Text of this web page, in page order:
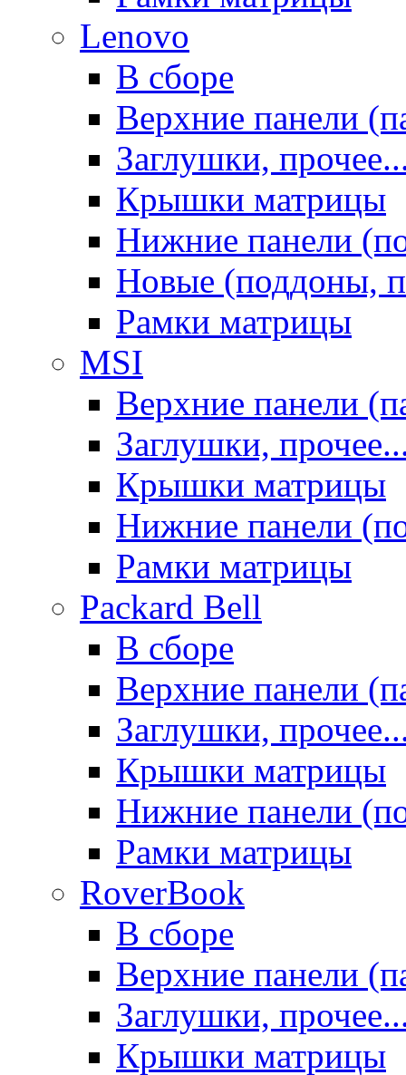
Lenovo
В сборе
Верхние панели
Заглушки,
Крышки матрицы
Нижние панели
Новые (поддоны,
Рамки матрицы
MSI
Верхние панели
Заглушки,
Крышки матрицы
Нижние панели
Рамки матрицы
Packard Bell
В сборе
Верхние панели
Заглушки,
Крышки матрицы
Нижние панели
Рамки матрицы
RoverBook
В сборе
Верхние панели
Заглушки,
Крышки матрицы